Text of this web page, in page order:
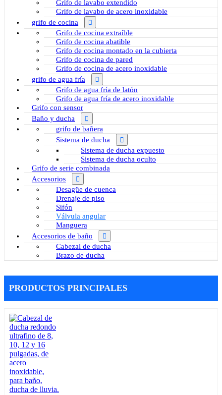
Grifo de lavabo extendido
Grifo de lavabo de acero inoxidable
grifo de cocina
Grifo de cocina extraíble
Grifo de cocina abatible
Grifo de cocina montado en la cubierta
Grifo de cocina de pared
Grifo de cocina de acero inoxidable
grifo de agua fría
Grifo de agua fría de latón
Grifo de agua fría de acero inoxidable
Grifo con sensor
Baño y ducha
grifo de bañera
Sistema de ducha
Sistema de ducha expuesto
Sistema de ducha oculto
Grifo de serie combinada
Accesorios
Desagüe de cuenca
Drenaje de piso
Sifón
Válvula angular
Manguera
Accesorios de baño
Cabezal de ducha
Brazo de ducha
PRODUCTOS PRINCIPALES